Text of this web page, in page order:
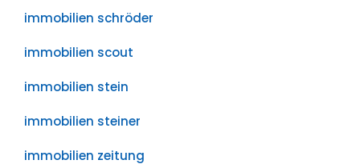
immobilien schröder
immobilien scout
immobilien stein
immobilien steiner
immobilien zeitung